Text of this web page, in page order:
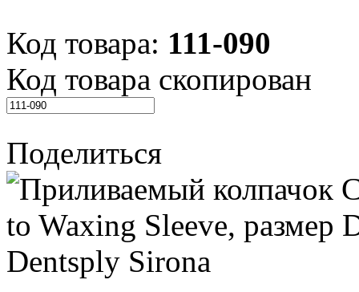
Код товара: 111-090
Код товара скопирован
Поделиться